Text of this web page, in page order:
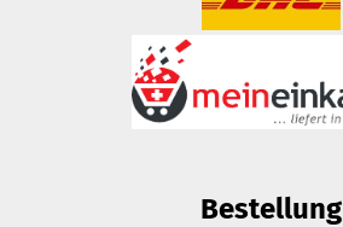
Bestellung